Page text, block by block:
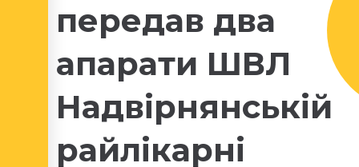
передав два
апарати ШВЛ
Надвірнянській
райлікарні